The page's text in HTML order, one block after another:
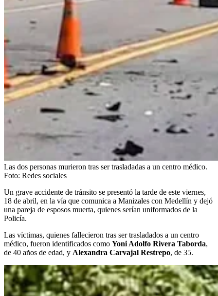
Las dos personas murieron tras ser trasladadas a un centro médico.
Foto: Redes sociales
Un grave accidente de tránsito se presentó la tarde de este viernes,
18 de abril, en la vía que comunica a Manizales con Medellín y dejó
una pareja de esposos muerta, quienes serían uniformados de la
Policía.
Las víctimas, quienes fallecieron tras ser trasladados a un centro
médico, fueron identificados como Yoni Adolfo Rivera Taborda,
de 40 años de edad, y Alexandra Carvajal Restrepo, de 35.